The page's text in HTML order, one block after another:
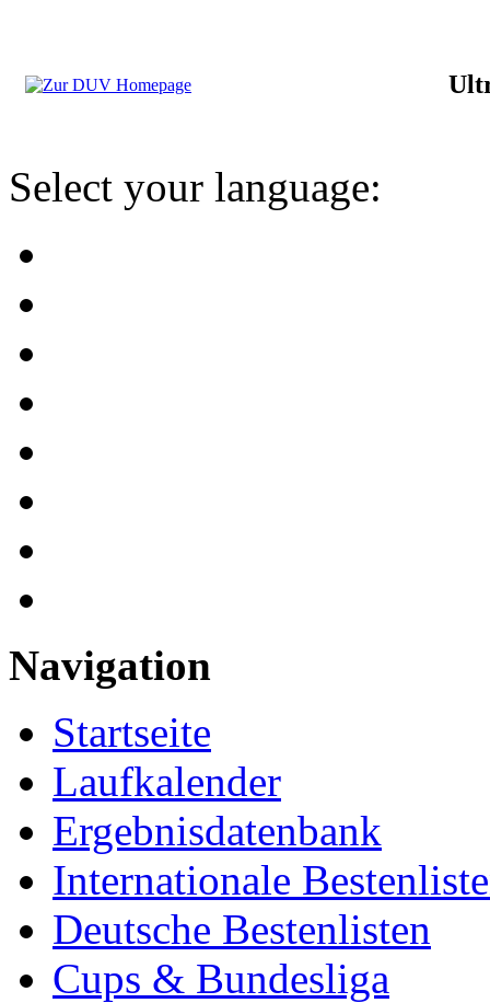
Select your language:
Navigation
Startseite
Laufkalender
Ergebnisdatenbank
Internationale
Deutsche Bestenlisten
Cups & Bundesliga